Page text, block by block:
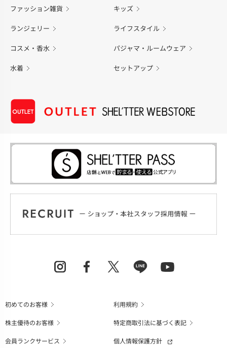
ファッション雑貨 キッズ
ランジェリー ライフスタイル
コスメ・香水 パジャマ・ルームウェア
水着 セットアップ
初めてのお客様
利用規約
株主優待のお客様
特定商取引法に基づく表記
会員ランクサービス
個人情報保護方針